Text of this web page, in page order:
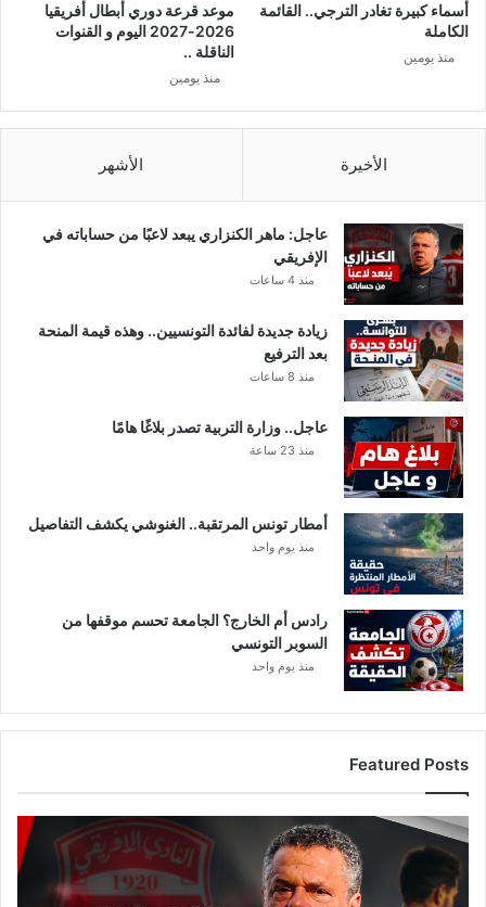
أسماء كبيرة تغادر الترجي.. القائمة
الكاملة
منذ يومين
موعد قرعة دوري أبطال أفريقيا
2026-2027 اليوم و القنوات
الناقلة ..
منذ يومين
الأخيرة الأشهر
عاجل: ماهر الكنزاري يبعد لاعبًا من حساباته في
الإفريقي
منذ 4 ساعات
زيادة جديدة لفائدة التونسيين.. وهذه قيمة المنحة
بعد الترفيع
منذ 8 ساعات
عاجل.. وزارة التربية تصدر بلاغًا هامًا
منذ 23 ساعة
أمطار تونس المرتقبة.. الغنوشي يكشف التفاصيل
منذ يوم واحد
رادس أم الخارج؟ الجامعة تحسم موقفها من
السوبر التونسي
منذ يوم واحد
Featured Posts
عاجل:
ماهر
الكنزاري
يبعد